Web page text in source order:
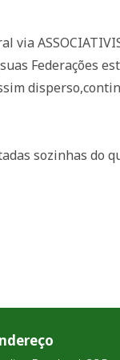
Federações
sozinhas do